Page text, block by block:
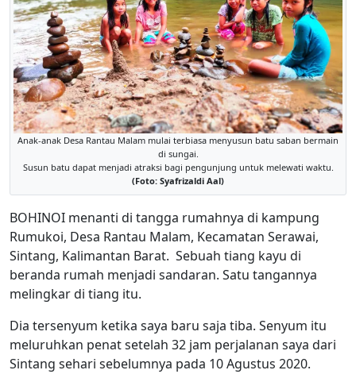
Anak-anak Desa Rantau Malam mulai terbiasa menyusun batu saban bermain
di sungai.
Susun batu dapat menjadi atraksi bagi pengunjung untuk melewati waktu.
(Foto: Syafrizaldi Aal)
BOHINOI menanti di tangga rumahnya di kampung
Rumukoi, Desa Rantau Malam, Kecamatan Serawai,
Sintang, Kalimantan Barat. Sebuah tiang kayu di
beranda rumah menjadi sandaran. Satu tangannya
melingkar di tiang itu.
Dia tersenyum ketika saya baru saja tiba. Senyum itu
meluruhkan penat setelah 32 jam perjalanan saya dari
Sintang sehari sebelumnya pada 10 Agustus 2020.